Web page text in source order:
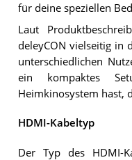
für deine speziellen
Laut
deleyCON vielseitig in
unterschiedlichen
ein kompaktes
Heimkinosystem hast,
HDMI-Kabeltyp
Der Typ des HDMI-